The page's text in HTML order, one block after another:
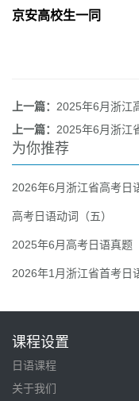
京安高校生一同
上一篇： 2025​年6月浙江
上一篇： 2025年6月浙江
为你推荐
2026年6月浙江省高考日
高考日语动词（五）
2025年6月高考日语真题
2026年1月浙江省首考日
课程设置
日语课程
关于我们